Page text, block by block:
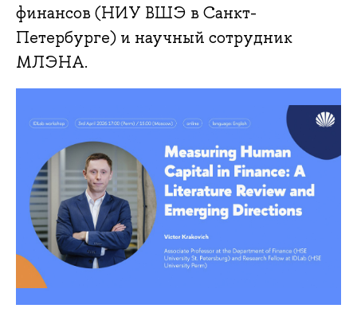
финансов (НИУ ВШЭ в Санкт-
Петербурге) и научный сотрудник
МЛЭНА.